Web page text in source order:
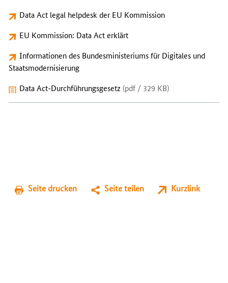
Data Act legal helpdesk der EU Kommission
EU Kommission: Data Act erklärt
Informationen des Bundesministeriums für Digitales und
Staatsmodernisierung
Data Act-Durchführungsgesetz (pdf / 329 KB)
Seite drucken Seite teilen Kurzlink